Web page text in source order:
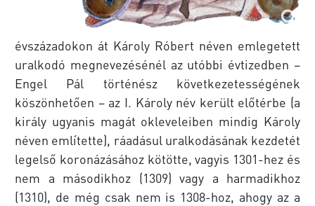
évszázadokon át Károly Róbert néven emlegetett
uralkodó megnevezésénél az utóbbi évtizedben –
Engel Pál történész következetességének
köszönhetően – az I. Károly név került előtérbe (a
király ugyanis magát okleveleiben mindig Károly
néven említette), ráadásul uralkodásának kezdetét
legelső koronázásához kötötte, vagyis 1301-hez és
nem a másodikhoz (1309) vagy a harmadikhoz
(1310), de még csak nem is 1308-hoz, ahogy az a